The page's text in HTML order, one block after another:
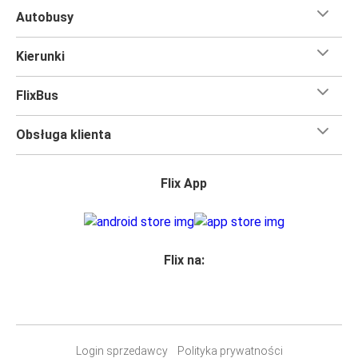
Autobusy
Kierunki
FlixBus
Obsługa klienta
Flix App
Flix na:
Login sprzedawcy Polityka prywatności